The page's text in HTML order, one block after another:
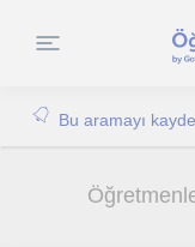
Bu aramayı